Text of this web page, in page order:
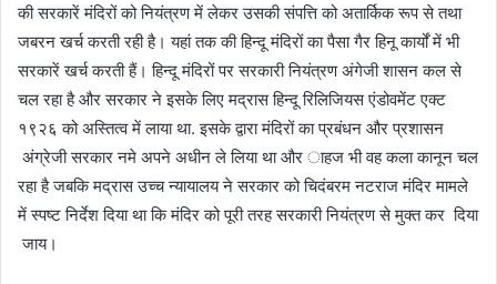
की सरकारें मंदिरों को नियंत्रण में लेकर उसकी संपत्ति को अतार्किक रूप से तथा
जबरन खर्च करती रही है। यहां तक की हिन्दू मंदिरों का पैसा गैर हिनू कार्यों में भी
सरकारें खर्च करती हैं। हिन्दू मंदिरों पर सरकारी नियंत्रण अंगेजी शासन कल से
चल रहा है और सरकार ने इसके लिए मद्रास हिन्दू रिलिजियस एंडोवमेंट एक्ट
१९२६ को अस्तित्व में लाया था. इसके द्वारा मंदिरों का प्रबंधन और प्रशासन
अंग्रेजी सरकार नमे अपने अधीन ले लिया था और ाहज भी वह कला कानून चल
रहा है जबकि मद्रास उच्च न्यायालय ने सरकार को चिदंबरम नटराज मंदिर मामले
में स्पष्ट निर्देश दिया था कि मंदिर को पूरी तरह सरकारी नियंत्रण से मुक्त कर दिया
जाय।